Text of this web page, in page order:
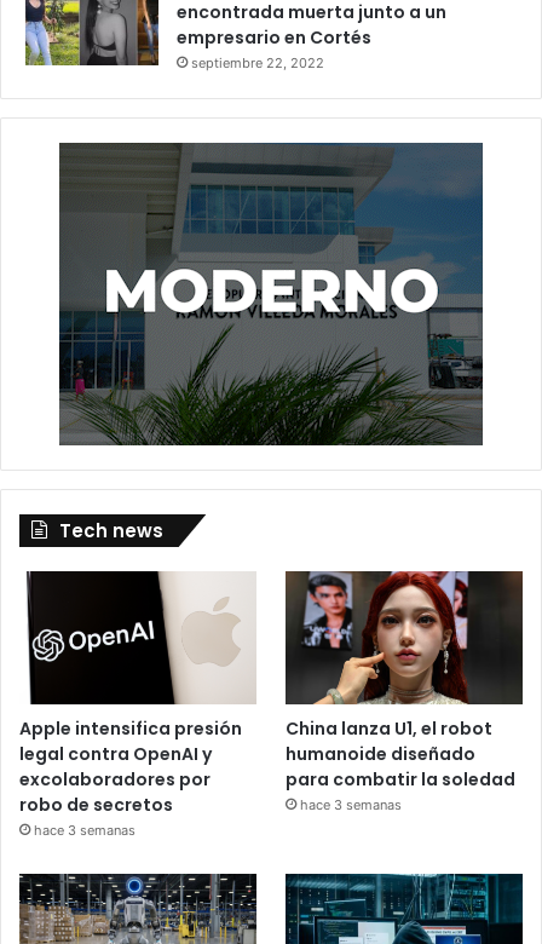
encontrada muerta junto a un
empresario en Cortés
septiembre 22, 2022
Tech news
Apple intensifica presión
legal contra OpenAI y
excolaboradores por
robo de secretos
hace 3 semanas
China lanza U1, el robot
humanoide diseñado
para combatir la soledad
hace 3 semanas